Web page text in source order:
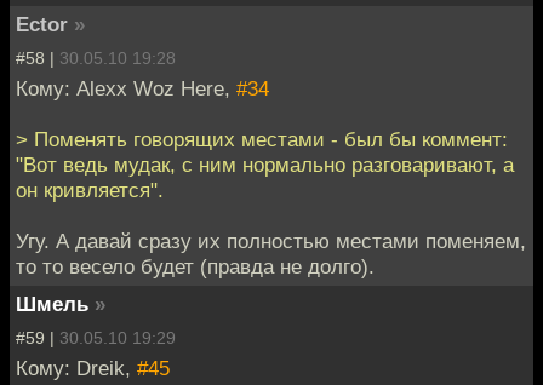
Ector »
#58 | 30.05.10 19:28
Кому: Alexx Woz Here, #34
> Поменять говорящих местами - был бы коммент:
"Вот ведь мудак, с ним нормально разговаривают, а
он кривляется".
Угу. А давай сразу их полностью местами поменяем,
то то весело будет (правда не долго).
Шмель »
#59 | 30.05.10 19:29
Кому: Dreik, #45